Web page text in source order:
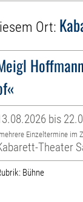
Ort:
bis
Einzeltermine im
Theater
Bühne